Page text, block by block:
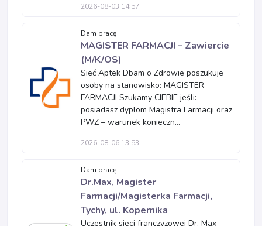
2026-08-03 14:57
Dam pracę
MAGISTER FARMACJI – Zawiercie
(M/K/OS)
Sieć Aptek Dbam o Zdrowie poszukuje
osoby na stanowisko: MAGISTER
FARMACJI Szukamy CIEBIE jeśli:
posiadasz dyplom Magistra Farmacji oraz
PWZ – warunek konieczn...
2026-08-06 13:53
Dam pracę
Dr.Max, Magister
Farmacji/Magisterka Farmacji,
Tychy, ul. Kopernika
Uczestnik sieci franczyzowej Dr. Max